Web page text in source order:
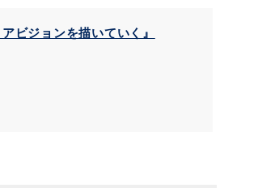
ビジョンを描いていく』